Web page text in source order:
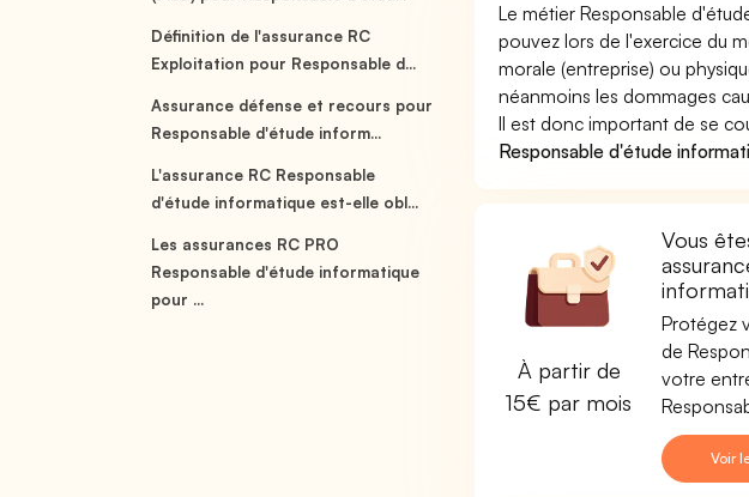
Définition de l'assurance RC
Exploitation pour Responsable d...
Assurance défense et recours pour
Responsable d'étude inform...
L'assurance RC Responsable
d'étude informatique est-elle obl...
Les assurances RC PRO
Responsable d'étude informatique
pour ...
Le métier Responsable
pouvez lors de l'exercice du
morale (entreprise) ou
néanmoins les dommages
Il est donc important de se
Responsable d'étude
À partir de
15€ par mois
Vous
Protégez
de
votre
Voir